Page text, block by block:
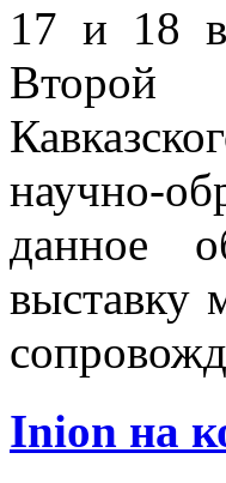
17 и 18 в
Второй
научно-
данное
выставку
Inion на